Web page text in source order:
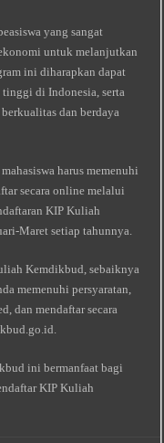
yang sangat
untuk melanjutkan
ini diharapkan dapat
di Indonesia, serta
dan berdaya
harus memenuhi
secara online melalui
KIP Kuliah
Maret setiap tahunnya.
Kemdikbud, sebaiknya
memenuhi persyaratan,
dan mendaftar secara
ini bermanfaat bagi
KIP Kuliah